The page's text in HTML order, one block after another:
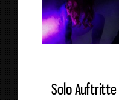
Solo Auftritte